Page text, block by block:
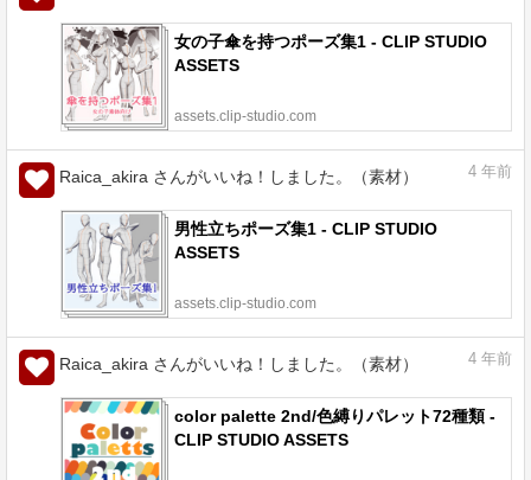
女の子傘を持つポーズ集1 - CLIP STUDIO
ASSETS
assets.clip-studio.com
Raica_akira さんがいいね！しました。（素材） 4 年前
男性立ちポーズ集1 - CLIP STUDIO
ASSETS
assets.clip-studio.com
Raica_akira さんがいいね！しました。（素材） 4 年前
color palette 2nd/色縛りパレット72種類 -
CLIP STUDIO ASSETS